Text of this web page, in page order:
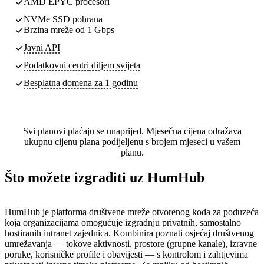
NVMe SSD pohrana
Brzina mreže od 1 Gbps
Javni API
Podatkovni centri diljem svijeta
Besplatna domena za 1 godinu
Svi planovi plaćaju se unaprijed. Mjesečna cijena odražava
ukupnu cijenu plana podijeljenu s brojem mjeseci u vašem
planu.
Što možete izgraditi uz HumHub
HumHub je platforma društvene mreže otvorenog koda za poduzeća
koja organizacijama omogućuje izgradnju privatnih, samostalno
hostiranih intranet zajednica. Kombinira poznati osjećaj društvenog
umrežavanja — tokove aktivnosti, prostore (grupne kanale), izravne
poruke, korisničke profile i obavijesti — s kontrolom i zahtjevima